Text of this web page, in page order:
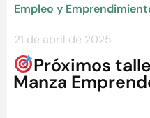
Empleo y
21 de abril de 2025
Próximos
Manza